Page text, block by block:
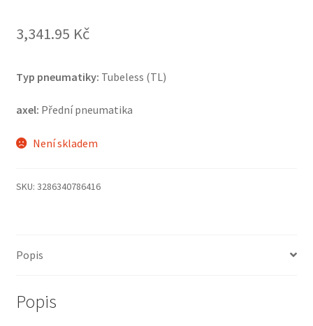
3,341.95 Kč
Typ pneumatiky: Tubeless (TL)
axel: Přední pneumatika
Není skladem
SKU: 3286340786416
Popis
Popis